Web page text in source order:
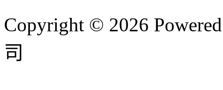
Copyright © 2026
司